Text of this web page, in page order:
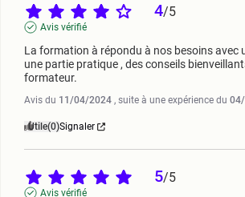
4/5
Avis vérifié
La formation à répondu à nos besoins avec
une partie pratique , des conseils
formateur.
Avis du 11/04/2024 , suite à une expérience du
Utile(0)Signaler
5/5
Avis vérifié